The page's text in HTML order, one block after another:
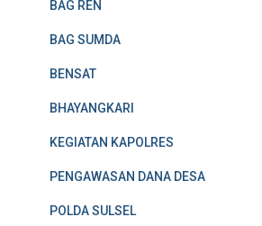
BAG REN
BAG SUMDA
BENSAT
BHAYANGKARI
KEGIATAN KAPOLRES
PENGAWASAN DANA DESA
POLDA SULSEL